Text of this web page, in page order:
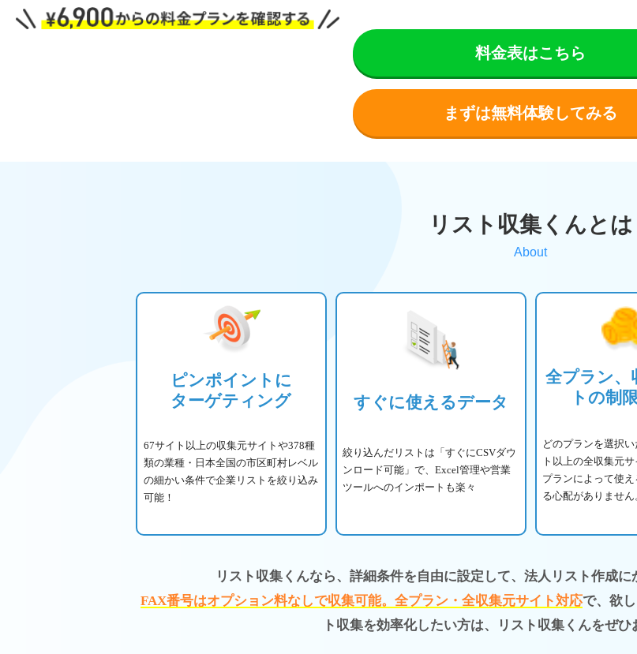
料金表はこちら
まずは無料体験してみる
リスト収集くんとは
About
ピンポイントに
ターゲティング
67サイト以上の収集元サイトや378種
類の業種・日本全国の市区町村レベル
の細かい条件で企業リストを絞り込み
可能！
すぐに使えるデータ
絞り込んだリストは「すぐにCSVダウ
ンロード可能」で、Excel管理や営業
ツールへのインポートも楽々
全プラン、
トの制
どのプランを選択
ト以上の全収集元サ
プランによって使
る心配がありません
リスト収集くんなら、詳細条件を自由に設定して、法人リスト作成に
FAX番号はオプション料なしで収集可能。全プラン・全収集元サイト対応で、欲
ト収集を効率化したい方は、リスト収集くんをぜひ